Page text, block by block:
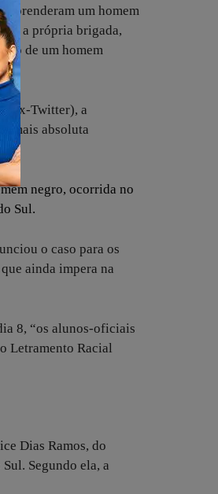
prenderam um homem
a própria brigada,
de um homem
(ex-Twitter), a
mais absoluta
negro, ocorrida no
Sul.
o caso para os
ainda impera na
8, “os alunos-oficiais
Letramento Racial
Dias Ramos, do
Segundo ela, a